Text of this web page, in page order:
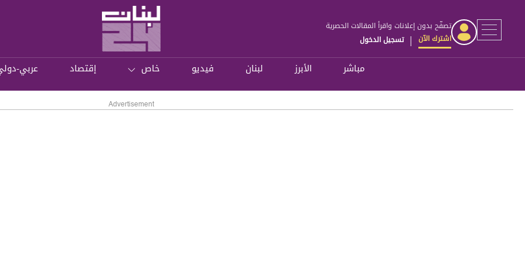
تصفّح بدون إعلانات واقرأ المقالات الحصرية
اشترك الآن | تسجيل الدخول
مباشر الأبرز لبنان فيديو خاص إقتصاد عربي-
Advertisement